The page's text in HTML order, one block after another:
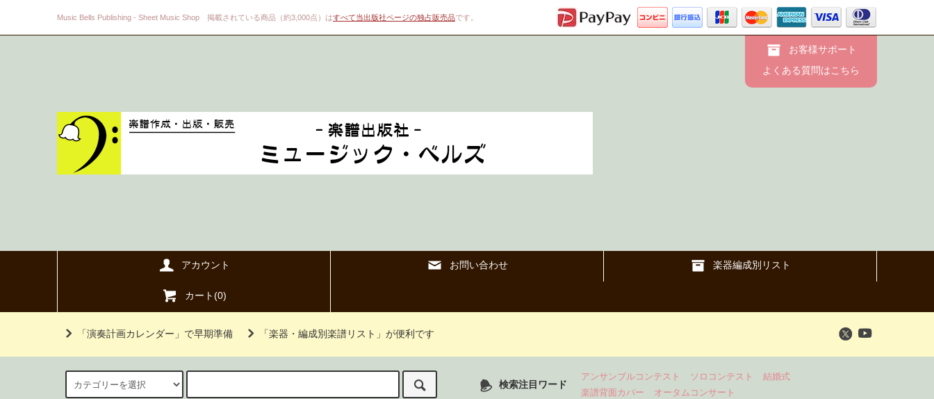
Music Bells Publishing - Sheet Music Shop 掲載されている商品（約3,000点）はすべて当出版社ページの独占販売品です。
お客様サポート
よくある質問はこちら
アカウント お問い合わせ 楽器編成別リスト
カート(0)
「演奏計画カレンダー」で早期準備 「楽器・編成別楽譜リスト」が便利です
検索注目ワード
アンサンブルコンテスト ソロコンテスト
結婚式
楽譜背面カバー
オータムコンサート